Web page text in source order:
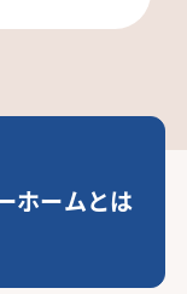
ホームとは